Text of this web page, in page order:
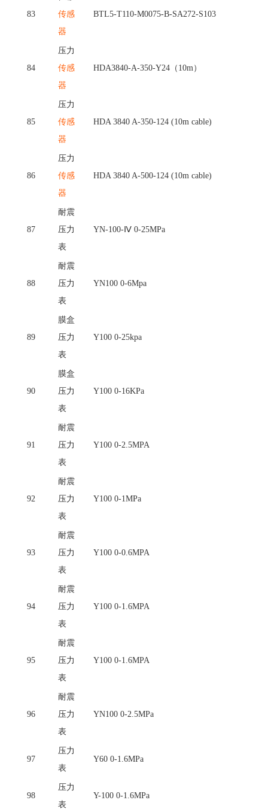
83
传感
器
BTL5-T110-M0075-B-SA272-S103
84
压力
传感
器
HDA3840-A-350-Y24（10m）
85
压力
传感
器
HDA 3840 A-350-124 (10m cable)
86
压力
传感
器
HDA 3840 A-500-124 (10m cable)
87
耐震
压力
表
YN-100-Ⅳ 0-25MPa
88
耐震
压力
表
YN100 0-6Mpa
89
膜盒
压力
表
Y100 0-25kpa
90
膜盒
压力
表
Y100 0-16KPa
91
耐震
压力
表
Y100 0-2.5MPA
92
耐震
压力
表
Y100 0-1MPa
93
耐震
压力
表
Y100 0-0.6MPA
94
耐震
压力
表
Y100 0-1.6MPA
95
耐震
压力
表
Y100 0-1.6MPA
96
耐震
压力
表
YN100 0-2.5MPa
97
压力
表
Y60 0-1.6MPa
98
压力
表
Y-100 0-1.6MPa